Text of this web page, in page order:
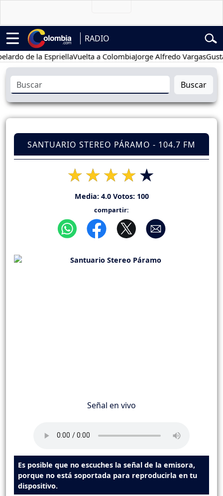
RADIO
de la EspriellaVuelta a ColombiaJorge Alfredo VargasGustavo
Buscar
SANTUARIO STEREO PÁRAMO - 104.7 FM
Media: 4.0Votos: 100
compartir:
Señal en vivo
Es posible que no escuches la señal de la emisora,
porque no está soportada para reproducirla en tu
dispositivo.